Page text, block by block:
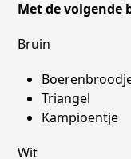
Met de volgende
Bruin
Triangel
Kampioentje
Wit